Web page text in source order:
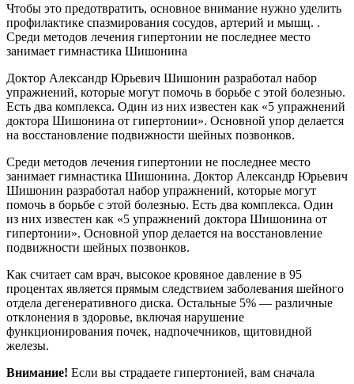
Чтобы это предотвратить, основное внимание нужно уделить
профилактике спазмирования сосудов, артерий и мышц. .
Среди методов лечения гипертонии не последнее место
занимает гимнастика Шишонина
Доктор Александр Юрьевич Шишонин разработал набор
упражнений, которые могут помочь в борьбе с этой болезнью.
Есть два комплекса. Один из них известен как «5 упражнений
доктора Шишонина от гипертонии». Основной упор делается
на восстановление подвижности шейных позвонков.
Среди методов лечения гипертонии не последнее место
занимает гимнастика Шишонина. Доктор Александр Юрьевич
Шишонин разработал набор упражнений, которые могут
помочь в борьбе с этой болезнью. Есть два комплекса. Один
из них известен как «5 упражнений доктора Шишонина от
гипертонии». Основной упор делается на восстановление
подвижности шейных позвонков.
Как считает сам врач, высокое кровяное давление в 95
процентах является прямым следствием заболевания шейного
отдела дегенеративного диска. Остальные 5% — различные
отклонения в здоровье, включая нарушение
функционирования почек, надпочечников, щитовидной
железы.
Внимание! Если вы страдаете гипертонией, вам сначала